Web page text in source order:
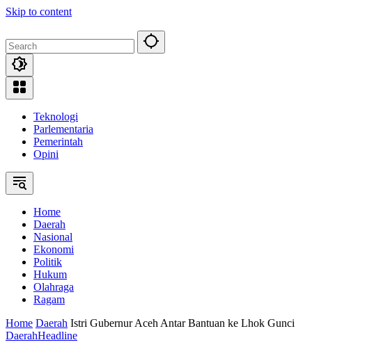
Skip to content
Teknologi
Parlementaria
Pemerintah
Opini
Home
Daerah
Nasional
Ekonomi
Politik
Hukum
Olahraga
Ragam
Home Daerah Istri Gubernur Aceh Antar Bantuan ke Lhok Gunci
DaerahHeadline